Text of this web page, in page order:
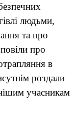
людьми,
та про
про
в
роздали
учасникам